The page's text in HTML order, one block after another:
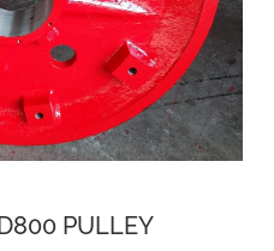
PULLEY